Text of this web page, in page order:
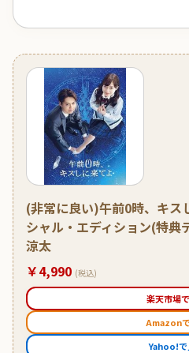
(非常に良い)午前0時、キ
シャル・エディション(特典
涼太
￥4,990 (税込)
楽天市場
Amazon
Yahoo!で